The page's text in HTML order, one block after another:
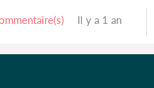
Il y a 1 an